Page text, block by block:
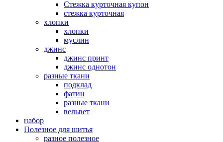
Стежка курточная купон
стежка курточная
хлопки
хлопки
муслин
джинс
джинс принт
джинс однотон
разные ткани
подклад
фатин
разные ткани
вельвет
набор
Полезное для шитья
разное полезное